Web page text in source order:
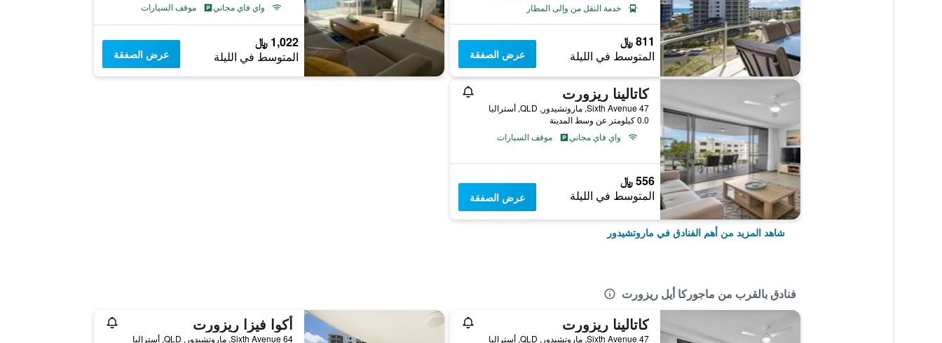
خدمة النقل من وإلى المطار
811 ﷼
المتوسط في الليلة عرض الصفقة
واي فاي مجاني
موقف السيارات
1,022 ﷼
المتوسط في الليلة عرض الصفقة
كاتالينا ريزورت
47 Sixth Avenue, ماروتشيدور, QLD, أستراليا
0.0 كيلومتر عن وسط المدينة
واي فاي مجاني
موقف السيارات
556 ﷼
المتوسط في الليلة عرض الصفقة
شاهد المزيد من أهم الفنادق في ماروتشيدور
فنادق بالقرب من ماجوركا أيل ريزورت
كاتالينا ريزورت
47 Sixth Avenue, ماروتشيدور, QLD, أستراليا
أكوا فيزا ريزورت
64 Sixth Avenue, ماروتشيدور, QLD, أستراليا